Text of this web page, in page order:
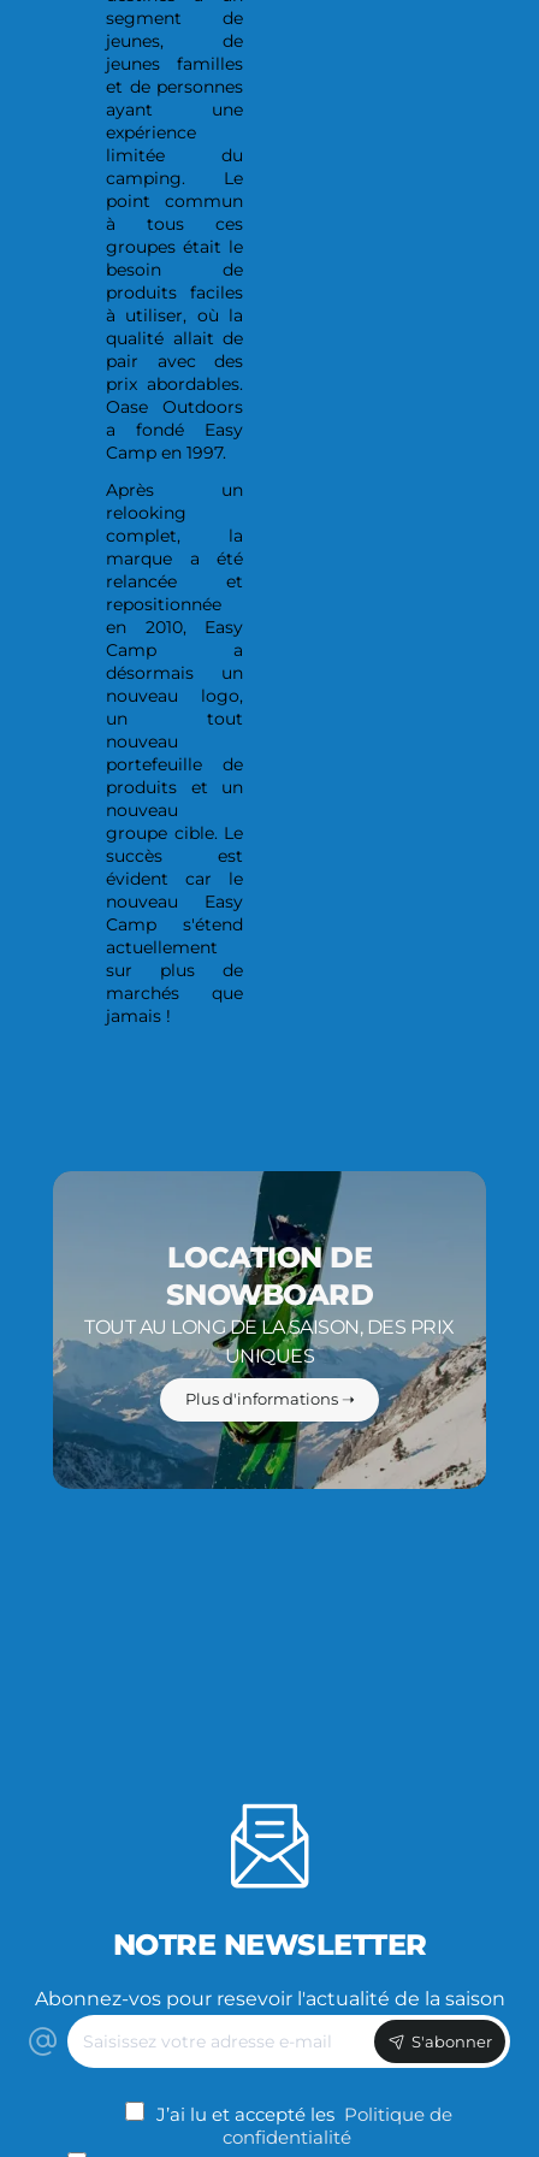
segment de
jeunes, de
jeunes familles
et de personnes
ayant une
expérience
limitée du
camping. Le
point commun
à tous ces
groupes était le
besoin de
produits faciles
à utiliser, où la
qualité allait de
pair avec des
prix abordables.
Oase Outdoors
a fondé Easy
Camp en 1997.
Après un
relooking
complet, la
marque a été
relancée et
repositionnée
en 2010, Easy
Camp a
désormais un
nouveau logo,
un tout
nouveau
portefeuille de
produits et un
nouveau
groupe cible. Le
succès est
évident car le
nouveau Easy
Camp s'étend
actuellement
sur plus de
marchés que
jamais !
LOCATION DE
SNOWBOARD
TOUT AU LONG DE LA SAISON, DES PRIX
UNIQUES
Plus d'informations ➝
NOTRE NEWSLETTER
Abonnez-vos pour resevoir l'actualité de la saison
Saisissez
votre
adresse
S'abonner
J’ai lu et accepté les Politique de
confidentialité